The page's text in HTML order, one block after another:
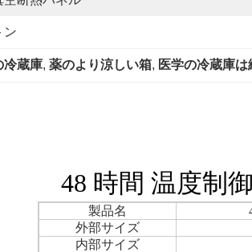
ン
冷蔵庫, 薬のより涼しい箱, 医学の冷蔵庫は
48 時間 温度制
製品名
外部サイズ
内部サイズ